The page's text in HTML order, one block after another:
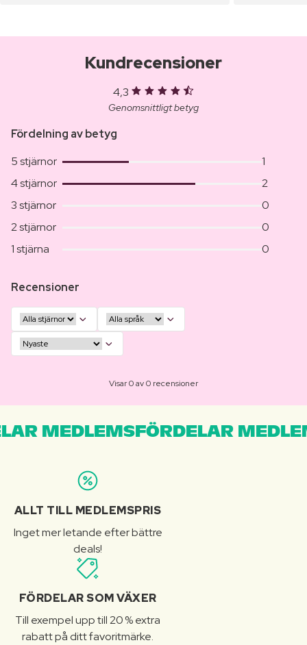
Kundrecensioner
4,3
Genomsnittligt betyg
Fördelning av betyg
5 stjärnor
1
4 stjärnor
2
3 stjärnor
0
2 stjärnor
0
1 stjärna
0
Recensioner
Visar 0 av 0 recensioner
MEDLEMSFÖRDELAR
ALLT TILL MEDLEMSPRIS
Inget mer letande efter bättre
deals!
FÖRDELAR SOM VÄXER
Till exempel upp till 20 % extra
rabatt på ditt favoritmärke.